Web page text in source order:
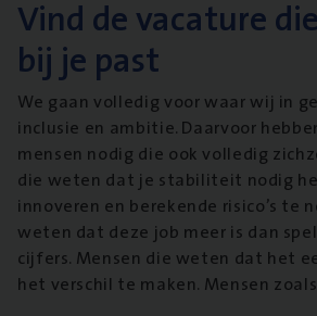
Vind de vacature
bij je past
We gaan volledig voor waar wij in
inclusie en ambitie. Daarvoor
mensen nodig die ook volledig
die weten dat je stabiliteit nodig
innoveren en berekende risico’s te
weten dat deze job meer is dan
cijfers. Mensen die weten dat het
het verschil te maken. Mensen